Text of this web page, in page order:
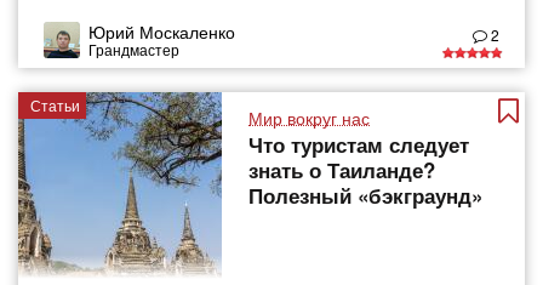
Юрий Москаленко
Грандмастер
2
Статьи
Мир вокруг нас
Что туристам следует
знать о Таиланде?
Полезный «бэкграунд»